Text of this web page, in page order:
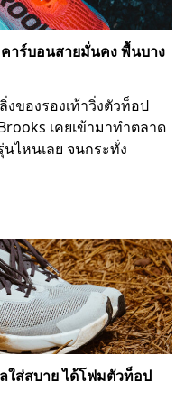
าร์บอนสายมั่นคง พื้นบาง
ของรองเท้าวิ่งตัวท็อป
เคยเข้ามาทำตลาด
ไหนเลย จนกระทั่ง
ใส่สบาย ได้โฟมตัวท็อป